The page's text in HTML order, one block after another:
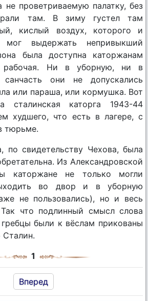
не проветриваемую палатку, без
там. В зиму густел там
кислый воздух, которого и
выдержать непривыкший
была доступна каторжанам
Ни в уборную, ни в
они не допускались
или параша, или кормушка. Вот
сталинская каторга 1943-44
худшего, что есть в лагере, с
тюрьме.
по свидетельству Чехова, была
Из Александровской
каторжане не только могли
во двор и в уборную
не пользовались), но и весь
что подлинный смысл слова
были к вёслам прикованы
1
Вперед